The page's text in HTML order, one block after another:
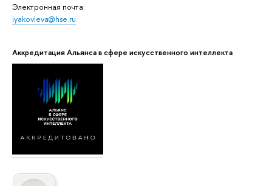
Электронная почта:
iyakovleva@hse.ru
Аккредитация Альянса в сфере искусственного интеллекта